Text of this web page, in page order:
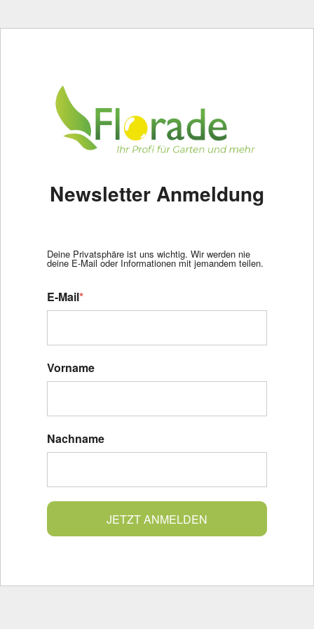
Newsletter Anmeldung
Deine Privatsphäre ist uns wichtig. Wir werden nie
deine E-Mail oder Informationen mit jemandem teilen.
E-Mail*
Vorname
Nachname
JETZT ANMELDEN